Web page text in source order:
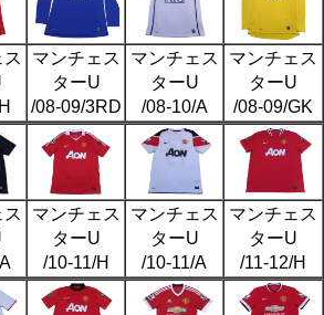
マンチェス
ターU
/08-09/3RD
マンチェス
ターU
/08-10/A
マンチェス
ターU
/08-09/GK
マンチェス
ターU
/10-11/H
マンチェス
ターU
/10-11/A
マンチェス
ターU
/11-12/H